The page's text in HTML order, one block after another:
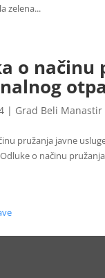
zelena...
o načinu
| Grad Beli Manastir
pružanja javne
o načinu